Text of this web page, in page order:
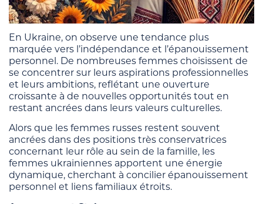
En Ukraine, on observe une tendance plus
marquée vers l’indépendance et l’épanouissement
personnel. De nombreuses femmes choisissent de
se concentrer sur leurs aspirations professionnelles
et leurs ambitions, reflétant une ouverture
croissante à de nouvelles opportunités tout en
restant ancrées dans leurs valeurs culturelles.
Alors que les femmes russes restent souvent
ancrées dans des positions très conservatrices
concernant leur rôle au sein de la famille, les
femmes ukrainiennes apportent une énergie
dynamique, cherchant à concilier épanouissement
personnel et liens familiaux étroits.